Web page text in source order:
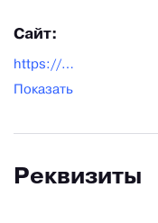
Сайт:
https://www.matyash.com/
Показать
Реквизиты